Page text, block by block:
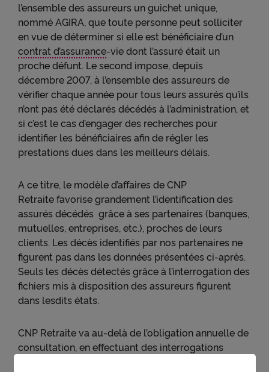
l’ensemble des assureurs un guichet unique,
nommé AGIRA, que toute personne peut solliciter
en vue de déterminer si elle est bénéficiaire d’un
contrat d’assurance-vie dont l’assuré était un
proche défunt. Le second impose, depuis
décembre 2007, à l’ensemble des assureurs de
vérifier chaque année pour tous leurs assurés qu’ils
n’ont pas été déclarés décédés à l’administration, et
si c’est le cas d’engager des recherches pour
identifier les bénéficiaires afin de régler les
prestations dues dans les meilleurs délais.
A ce titre, le modèle d’affaires de CNP
Retraite favorise grandement l’identification des
assurés décédés grâce à ses partenaires (banques,
mutuelles, entreprises, etc.), proches de leurs
clients. Les décès identifiés par nos partenaires ne
figurent pas dans les données présentées ci-après.
Seuls les décès détectés grâce à l’interrogation des
fichiers mis à disposition des assureurs figurent
dans lesdits états.
CNP Retraite va au-delà de l’obligation annuelle de
consultation, en effectuant des interrogations